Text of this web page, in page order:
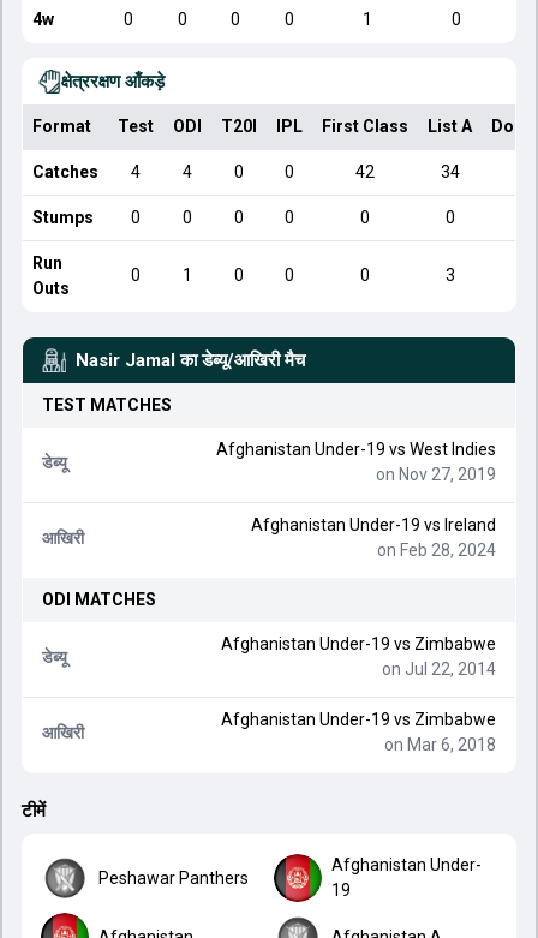
4w 0 0 0 0 1 0
क्षेत्ररक्षण आँकड़े
Format Test ODI T20I IPL First Class List A
Catches 4 4 0 0 42 34
Stumps 0 0 0 0 0 0
Run
Outs
0 1 0 0 0 3
Nasir Jamal का डेब्यू/आखिरी मैच
TEST MATCHES
डेब्यू
Afghanistan Under-19 vs West Indies
on Nov 27, 2019
आखिरी
Afghanistan Under-19 vs Ireland
on Feb 28, 2024
ODI MATCHES
डेब्यू
Afghanistan Under-19 vs Zimbabwe
on Jul 22, 2014
आखिरी
Afghanistan Under-19 vs Zimbabwe
on Mar 6, 2018
टीमें
Peshawar Panthers
Afghanistan Under-
19